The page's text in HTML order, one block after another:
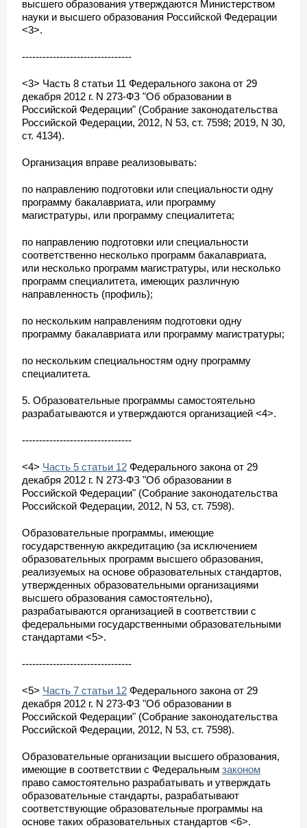
высшего образования утверждаются Министерством
науки и высшего образования Российской Федерации
<3>.
--------------------------------
<3> Часть 8 статьи 11 Федерального закона от 29
декабря 2012 г. N 273-ФЗ "Об образовании в
Российской Федерации" (Собрание законодательства
Российской Федерации, 2012, N 53, ст. 7598; 2019, N 30,
ст. 4134).
Организация вправе реализовывать:
по направлению подготовки или специальности одну
программу бакалавриата, или программу
магистратуры, или программу специалитета;
по направлению подготовки или специальности
соответственно несколько программ бакалавриата,
или несколько программ магистратуры, или несколько
программ специалитета, имеющих различную
направленность (профиль);
по нескольким направлениям подготовки одну
программу бакалавриата или программу магистратуры;
по нескольким специальностям одну программу
специалитета.
5. Образовательные программы самостоятельно
разрабатываются и утверждаются организацией <4>.
--------------------------------
<4> Часть 5 статьи 12 Федерального закона от 29
декабря 2012 г. N 273-ФЗ "Об образовании в
Российской Федерации" (Собрание законодательства
Российской Федерации, 2012, N 53, ст. 7598).
Образовательные программы, имеющие
государственную аккредитацию (за исключением
образовательных программ высшего образования,
реализуемых на основе образовательных стандартов,
утвержденных образовательными организациями
высшего образования самостоятельно),
разрабатываются организацией в соответствии с
федеральными государственными образовательными
стандартами <5>.
--------------------------------
<5> Часть 7 статьи 12 Федерального закона от 29
декабря 2012 г. N 273-ФЗ "Об образовании в
Российской Федерации" (Собрание законодательства
Российской Федерации, 2012, N 53, ст. 7598).
Образовательные организации высшего образования,
имеющие в соответствии с Федеральным законом
право самостоятельно разрабатывать и утверждать
образовательные стандарты, разрабатывают
соответствующие образовательные программы на
основе таких образовательных стандартов <6>.